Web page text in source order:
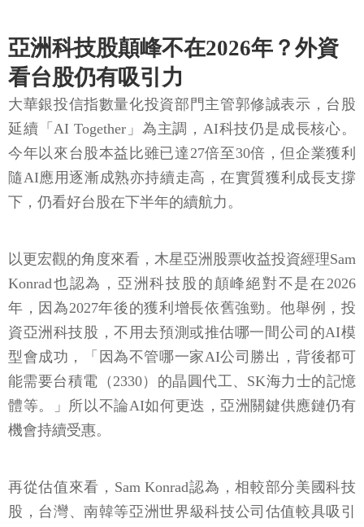
亞洲科技股顛峰不在2026年？外資
看台股仍有吸引力
大華銀投信指數量化投資部門主管郭修誠表示，台股
延續「AI Together」為主調，AI科技仍是成長核心。
今年以來台股本益比雖已達27倍至30倍，但企業獲利
隨AI應用逐漸成熟亦持續走高，在實質獲利成長支撐
下，仍看好台股在下半年的續航力。
以更宏觀的角度來看，木星亞洲股票收益投資經理Sam
Konrad也認為，亞洲科技股的顛峰絕對不是在2026
年，因為2027年後的獲利增長依舊強勁。他舉例，投
資亞洲科技股，不用去預測或推估哪一間公司的AI模
型會成功，「因為不管哪一家AI公司勝出，背後都可
能需要台積電（2330）的晶圓代工、SK海力士的記憶
體等。」所以不論AI如何更迭，亞洲關鍵供應鏈仍有
機會持續受惠。
再從估值來看，Sam Konrad認為，相較部分美國科技
股，台灣、南韓等亞洲世界級科技公司估值較具吸引